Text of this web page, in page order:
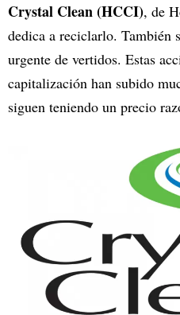
Crystal Clean (HCCI), de
dedica a reciclarlo. También
urgente de vertidos. Estas
capitalización han subido
siguen teniendo un precio